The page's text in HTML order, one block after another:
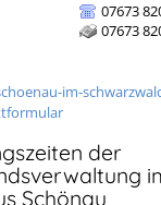
07673
07673
im-
der
Schönau